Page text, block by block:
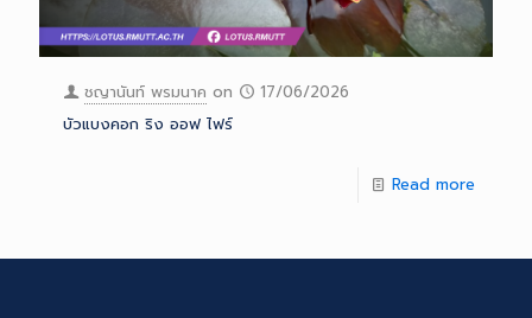
ชญานันท์ พรมนาค on
17/06/2026
บัวแบงคอก ริง ออฟ ไฟร์
Read more